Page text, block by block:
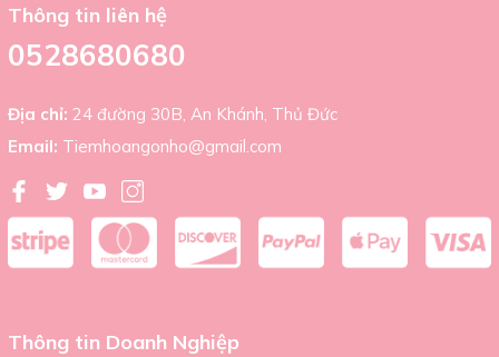
Thông tin liên hệ
0528680680
Địa chỉ: 24 đường 30B, An Khánh, Thủ Đức
Email: Tiemhoangonho@gmail.com
Thông tin Doanh Nghiệp